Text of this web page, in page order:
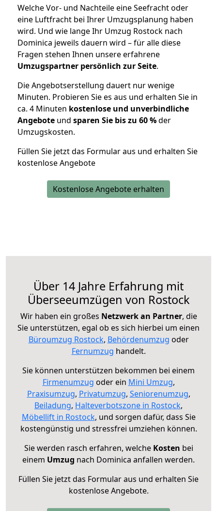
Welche Vor- und Nachteile eine Seefracht oder
eine Luftfracht bei Ihrer Umzugsplanung haben
wird. Und wie lange Ihr Umzug Rostock nach
Dominica jeweils dauern wird – für alle diese
Fragen stehen Ihnen unsere erfahrene
Umzugspartner persönlich zur Seite.
Die Angebotserstellung dauert nur wenige
Minuten. Probieren Sie es aus und erhalten Sie in
ca. 4 Minuten kostenlose und unverbindliche
Angebote und sparen Sie bis zu 60 %der
Umzugskosten.
Füllen Sie jetzt das Formular aus und erhalten Sie
kostenlose Angebote
Kostenlose Angebote erhalten
Über 14 Jahre Erfahrung mit
Überseeumzügen von Rostock
Wir haben ein großes Netzwerk an Partner, die
Sie unterstützen, egal ob es sich hierbei um einen
Büroumzug Rostock, Behördenumzug oder
Fernumzug handelt.
Sie können unterstützen bekommen bei einem
Firmenumzug oder ein Mini Umzug,
Praxisumzug, Privatumzug, Seniorenumzug,
Beiladung, Halteverbotszone in Rostock,
Möbellift in Rostock, und sorgen dafür, dass Sie
kostengünstig und stressfrei umziehen können.
Sie werden rasch erfahren, welche Kosten bei
einem Umzug nach Dominica anfallen werden.
Füllen Sie jetzt das Formular aus und erhalten Sie
kostenlose Angebote.